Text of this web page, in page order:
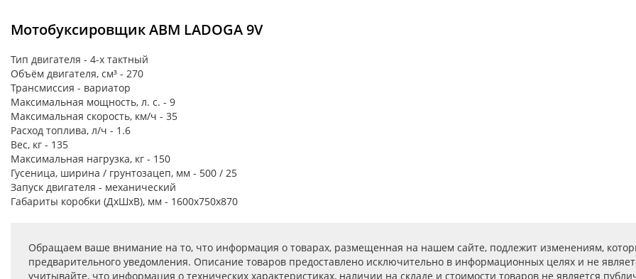
Мотобуксировщик АВМ LADOGA 9V
Тип двигателя - 4-х тактный
Объём двигателя, см³ - 270
Трансмиссия - вариатор
Максимальная мощность, л. с. - 9
Максимальная скорость, км/ч - 35
Расход топлива, л/ч - 1.6
Вес, кг - 135
Максимальная нагрузка, кг - 150
Гусеница, ширина / грунтозацеп, мм - 500 / 25
Запуск двигателя - механический
Габариты коробки (ДхШхВ), мм - 1600х750х870
Обращаем ваше внимание на то, что информация о товарах, размещенная на нашем сайте, подлежит изменениям,
предварительного уведомления. Описание товаров предоставлено исключительно в информационных целях и не
учитывайте, что информация о технических характеристиках, наличии на складе и стоимости товаров не является